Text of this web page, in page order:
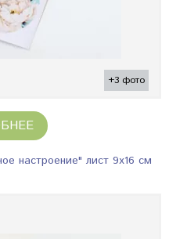
+3 фото
настроение" лист 9х16 см